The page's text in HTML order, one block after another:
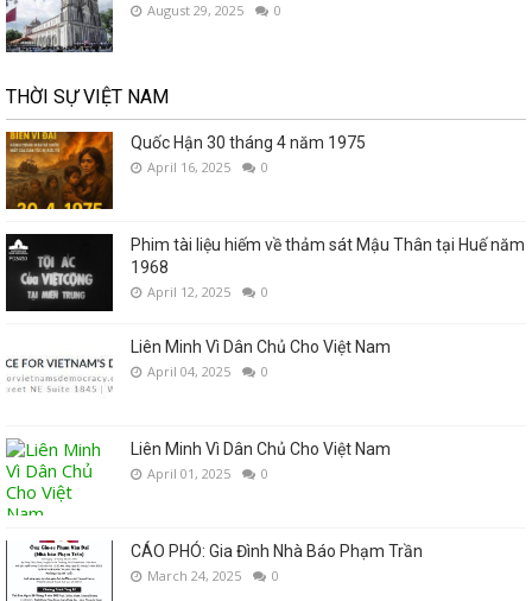
August 29, 2025 0
THỜI SỰ VIỆT NAM
Quốc Hận 30 tháng 4 năm 1975
April 16, 2025 0
Phim tài liệu hiếm về thảm sát Mậu Thân tại Huế năm
1968
April 12, 2025 0
Liên Minh Vì Dân Chủ Cho Việt Nam
April 04, 2025 0
Liên Minh Vì Dân Chủ Cho Việt Nam
April 01, 2025 0
CÁO PHÓ: Gia Đình Nhà Báo Phạm Trần
March 24, 2025 0